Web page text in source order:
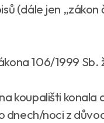
(dále jen „zákon
106/1999
koupališti konala
noci z